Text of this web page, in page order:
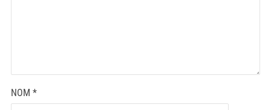
NOM *